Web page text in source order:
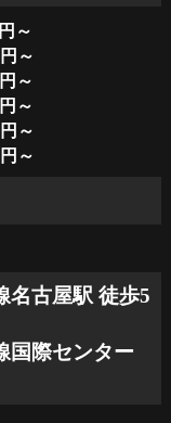
～
～
～
～
～
～
名古屋駅 徒歩5
国際センター